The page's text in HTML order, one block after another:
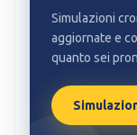
Simulazioni
aggiornate e
quanto sei